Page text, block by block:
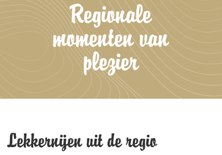
Regionale
momenten van
plezier
Lekkernijen uit de regio